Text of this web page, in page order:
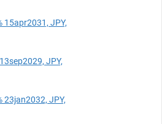
15apr2031, JPY,
JPY,
23jan2032, JPY,